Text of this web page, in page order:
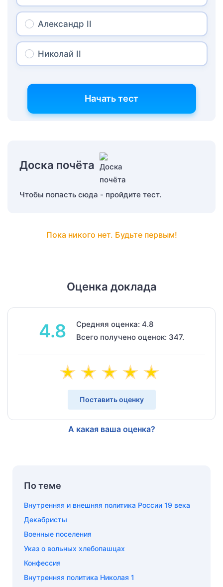
Александр II
Николай II
Начать тест
Доска почёта
Чтобы попасть сюда - пройдите тест.
Пока никого нет. Будьте первым!
Оценка доклада
4.8
Средняя оценка: 4.8
Всего получено оценок: 347.
Поставить оценку
А какая ваша оценка?
По теме
Внутренняя и внешняя политика России 19 века
Декабристы
Военные поселения
Указ о вольных хлебопашцах
Конфессия
Внутренняя политика Николая 1